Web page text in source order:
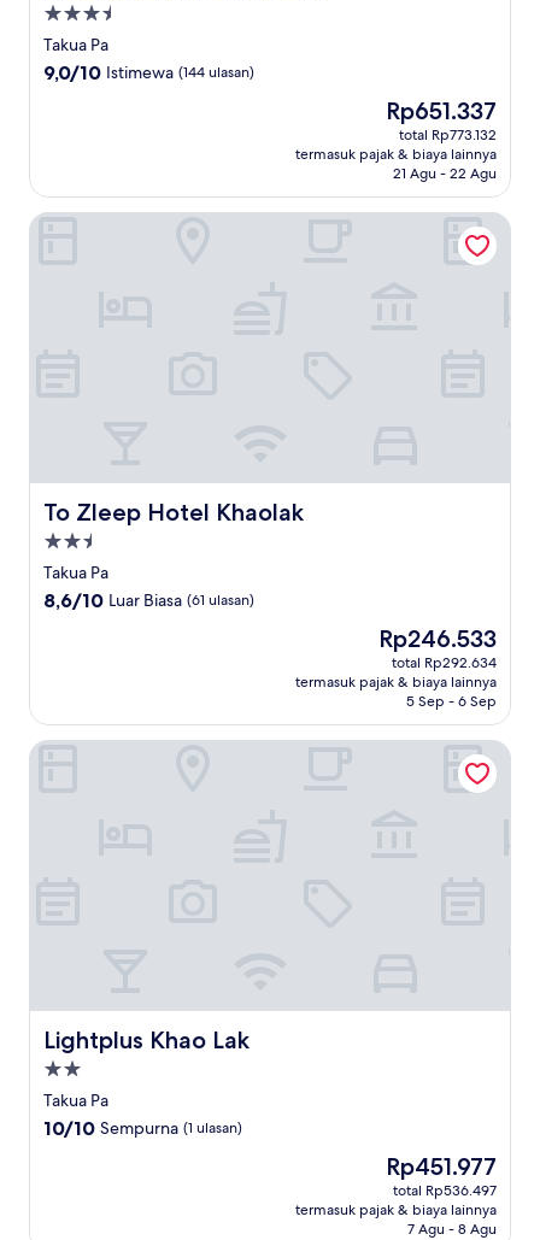
Properti
bintang
3.5
Takua Pa
9.0
9,0/10 Istimewa (144 ulasan)
Harga
sekarang
Rp651.337
Rp651.337
total Rp773.132
termasuk pajak & biaya lainnya
21 Agu - 22 Agu
To Zleep Hotel Khaolak
To Zleep Hotel Khaolak
Properti
bintang
2.5
Takua Pa
8.6
ulasan)
8,6/10 Luar Biasa (61 ulasan)
Harga
sekarang
Rp246.533
Rp246.533
total Rp292.634
termasuk pajak & biaya lainnya
5 Sep - 6 Sep
To Zleep Hotel Khaolak
Lightplus Khao Lak
Lightplus Khao Lak
Properti
bintang
2.0
Takua Pa
10.0
10/10 Sempurna (1 ulasan)
Harga
sekarang
Rp451.977
Rp451.977
total Rp536.497
termasuk pajak & biaya lainnya
7 Agu - 8 Agu
Lightplus Khao Lak